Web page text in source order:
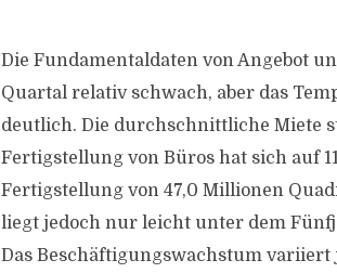
Die Fundamentaldaten von Angebot
Quartal relativ schwach, aber das
deutlich. Die durchschnittliche Miete
Fertigstellung von Büros hat sich auf
Fertigstellung von 47,0 Millionen
liegt jedoch nur leicht unter dem
Das Beschäftigungswachstum